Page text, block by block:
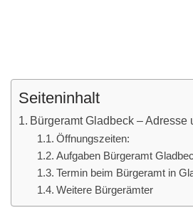
Seiteninhalt
Bürgeramt Gladbeck – Adresse
Öffnungszeiten:
Aufgaben Bürgeramt
Termin beim Bürgeramt in
Weitere Bürgerämter